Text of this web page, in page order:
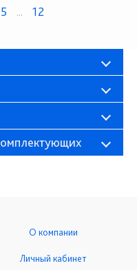
5 ... 12
О компании
Личный кабинет